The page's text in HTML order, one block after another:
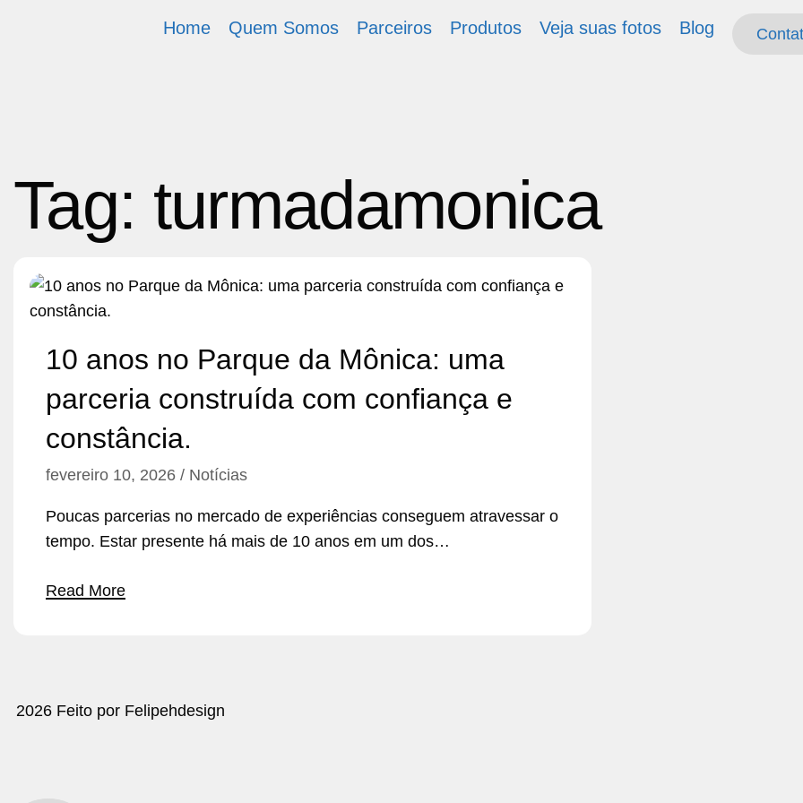
Home Quem Somos Parceiros Produtos Veja suas fotos Blog
Tag: turmadamonica
10 anos no Parque da Mônica: uma
parceria construída com confiança e
constância.
fevereiro 10, 2026 Notícias
Poucas parcerias no mercado de experiências conseguem atravessar o
tempo. Estar presente há mais de 10 anos em um dos…
Read More
2026 Feito por Felipehdesign